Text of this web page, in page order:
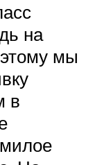
на
мы
в